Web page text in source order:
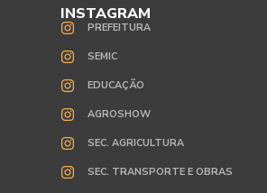
INSTAGRAM
PREFEITURA
SEMIC
EDUCAÇÃO
AGROSHOW
SEC. AGRICULTURA
SEC. TRANSPORTE E OBRAS